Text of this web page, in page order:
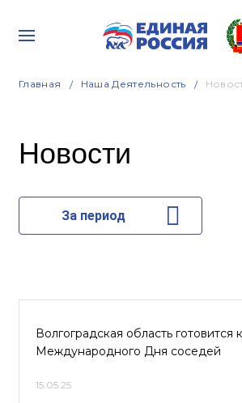
Главная Наша Деятельность
Новости
За период
Волгоградская область
Международного Дня соседей
15.05.25